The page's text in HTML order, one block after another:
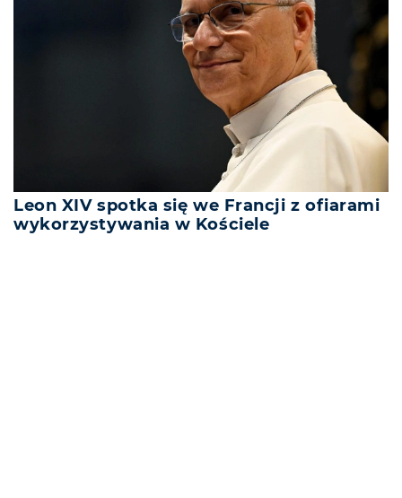
Leon XIV spotka się we Francji z ofiarami
wykorzystywania w Kościele